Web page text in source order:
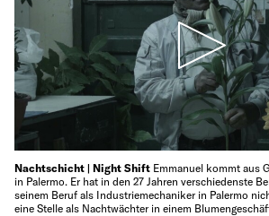
Nachtschicht | Night Shift Emmanuel kommt aus
in Palermo. Er hat in den 27 Jahren verschiedenste
seinem Beruf als Industriemechaniker in Palermo
eine Stelle als Nachtwächter in einem